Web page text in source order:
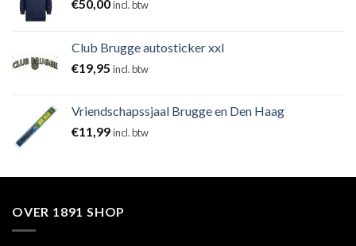
€50,00incl. btw
Club Brugge autosticker xxl
€19,95 incl. btw
Vriendschapssjaal Brugge en Den Haag
€11,99incl. btw
OVER 1891 SHOP